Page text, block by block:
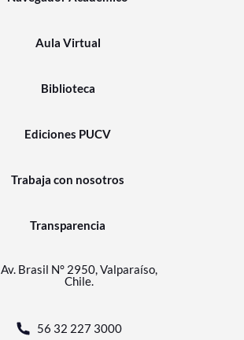
Aula Virtual
Biblioteca
Ediciones PUCV
Trabaja con nosotros
Transparencia
Av. Brasil N° 2950, Valparaíso,
Chile.
56 32 227 3000